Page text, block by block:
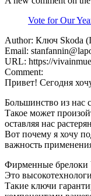
Vote for Our
Author: Ключ Skoda
Email:
URL: https://
Comment:
Привет! Сегодня
Большинство из нас
Такое может
оставляя нас
Вот почему я хочу
важность
Фирменные брелоки
Это
Такие ключи